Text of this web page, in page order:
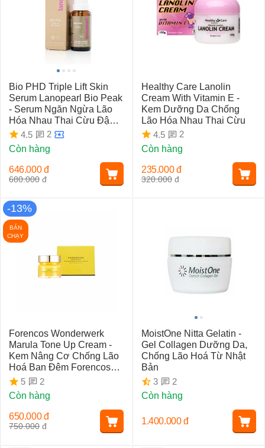
Bio PHD Triple Lift Skin
Serum Lanopearl Bio Peak
- Serum Ngăn Ngừa Lão
Hóa Nhau Thai Cừu Đậm
Đặc4.5
2
Còn hàng
680.000 đ
646.000 đ
Healthy Care Lanolin
Cream With Vitamin E -
Kem Dưỡng Da Chống
Lão Hóa Nhau Thai Cừu
4.5
2
Còn hàng
320.000 đ
235.000 đ
-13%
BÁN
CHẠY
Forencos Wonderwerk
Marula Tone Up Cream -
Kem Nâng Cơ Chống Lão
Hoá Ban Đêm Forencos
Vàng
5
2
Còn hàng
750.000 đ
650.000 đ
MoistOne Nitta Gelatin -
Gel Collagen Dưỡng Da,
Chống Lão Hoá Từ Nhật
Bản
3
2
Còn hàng
1.400.000 đ